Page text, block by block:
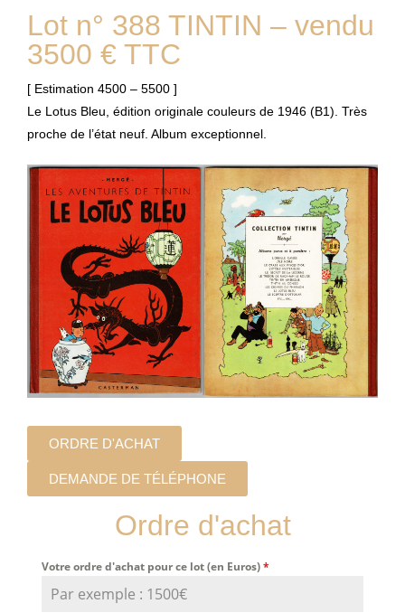
Lot n° 388 TINTIN – vendu
3500 € TTC
[ Estimation 4500 – 5500 ]
Le Lotus Bleu, édition originale couleurs de 1946 (B1). Très
proche de l’état neuf. Album exceptionnel.
ORDRE D'ACHAT
DEMANDE DE TÉLÉPHONE
Ordre d'achat
Votre ordre d'achat pour ce lot (en Euros)*